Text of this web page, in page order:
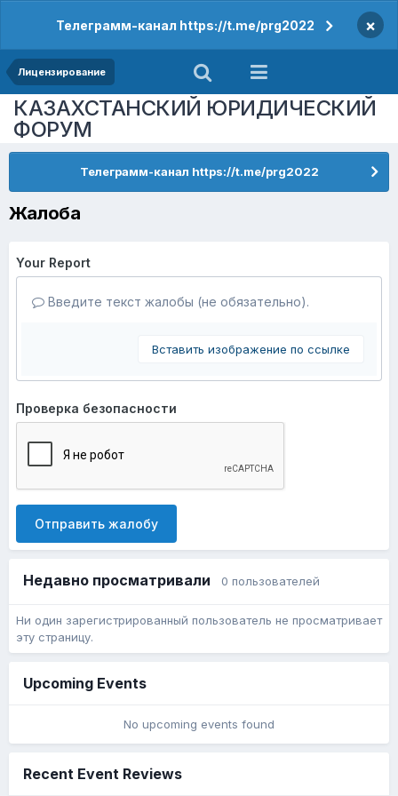
Телеграмм-канал https://t.me/prg2022 ×
Лицензирование
КАЗАХСТАНСКИЙ ЮРИДИЧЕСКИЙ
ФОРУМ
Телеграмм-канал https://t.me/prg2022
Жалоба
Your Report
Введите текст жалобы (не обязательно).
Вставить изображение по ссылке
Проверка безопасности
Отправить жалобу
Недавно просматривали 0 пользователей
Ни один зарегистрированный пользователь не просматривает
эту страницу.
Upcoming Events
No upcoming events found
Recent Event Reviews